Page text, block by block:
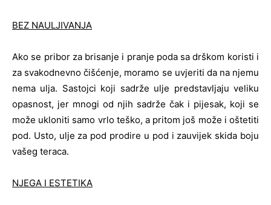
BEZ NAULJIVANJA
Ako se pribor za brisanje i pranje poda sa drškom koristi i
za svakodnevno čišćenje, moramo se uvjeriti da na njemu
nema ulja. Sastojci koji sadrže ulje predstavljaju veliku
opasnost, jer mnogi od njih sadrže čak i pijesak, koji se
može ukloniti samo vrlo teško, a pritom još može i oštetiti
pod. Usto, ulje za pod prodire u pod i zauvijek skida boju
vašeg teraca.
NJEGA I ESTETIKA